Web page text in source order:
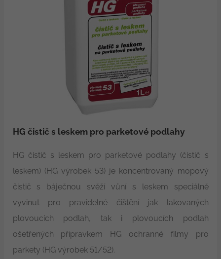
HG čistič s leskem pro parketové podlahy
HG čistič s leskem pro parketové podlahy (čistič s
leskem) (HG výrobek 53) je koncentrovaný mopový
čistič s báječnou svěží vůní s leskem speciálně
vyvinut pro pravidelné čištění jak lakovaných
plovoucích podlah, tak i plovoucích podlah
ošetřených přípravkem HG ochranné filmy pro
parkety (HG výrobek 51/52).